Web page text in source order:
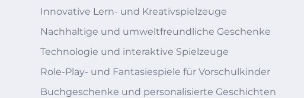
Innovative Lern- und Kreativspielzeuge
Nachhaltige und umweltfreundliche Geschenke
Technologie und interaktive Spielzeuge
Role-Play- und Fantasiespiele für Vorschulkinder
Buchgeschenke und personalisierte Geschichten